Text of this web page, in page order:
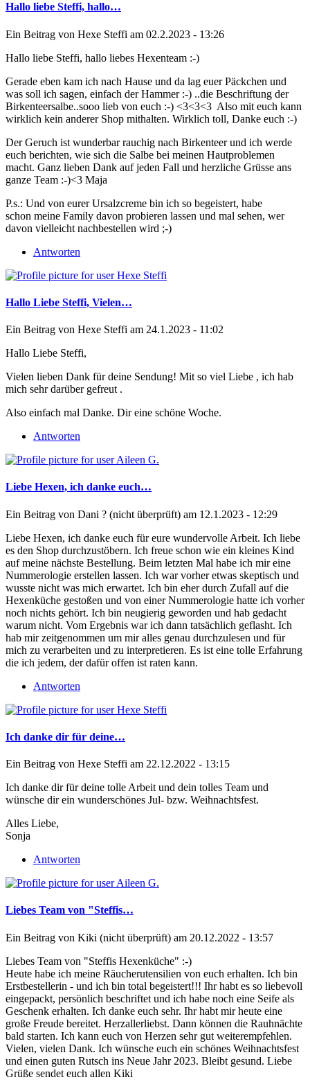
Hallo liebe Steffi, hallo…
Ein Beitrag von Hexe Steffi am 02.2.2023 - 13:26
Hallo liebe Steffi, hallo liebes Hexenteam :-)
Gerade eben kam ich nach Hause und da lag euer Päckchen und
was soll ich sagen, einfach der Hammer :-) ..die Beschriftung der
Birkenteersalbe..sooo lieb von euch :-) <3<3<3 Also mit euch kann
wirklich kein anderer Shop mithalten. Wirklich toll, Danke euch :-)
Der Geruch ist wunderbar rauchig nach Birkenteer und ich werde
euch berichten, wie sich die Salbe bei meinen Hautproblemen
macht. Ganz lieben Dank auf jeden Fall und herzliche Grüsse ans
ganze Team :-)<3 Maja
P.s.: Und von eurer Ursalzcreme bin ich so begeistert, habe
schon meine Family davon probieren lassen und mal sehen, wer
davon vielleicht nachbestellen wird ;-)
Antworten
Hallo Liebe Steffi, Vielen…
Ein Beitrag von Hexe Steffi am 24.1.2023 - 11:02
Hallo Liebe Steffi,
Vielen lieben Dank für deine Sendung! Mit so viel Liebe , ich hab
mich sehr darüber gefreut .
Also einfach mal Danke. Dir eine schöne Woche.
Antworten
Liebe Hexen, ich danke euch…
Ein Beitrag von Dani ? (nicht überprüft) am 12.1.2023 - 12:29
Liebe Hexen, ich danke euch für eure wundervolle Arbeit. Ich liebe
es den Shop durchzustöbern. Ich freue schon wie ein kleines Kind
auf meine nächste Bestellung. Beim letzten Mal habe ich mir eine
Nummerologie erstellen lassen. Ich war vorher etwas skeptisch und
wusste nicht was mich erwartet. Ich bin eher durch Zufall auf die
Hexenküche gestoßen und von einer Nummerologie hatte ich vorher
noch nichts gehört. Ich bin neugierig geworden und hab gedacht
warum nicht. Vom Ergebnis war ich dann tatsächlich geflasht. Ich
hab mir zeitgenommen um mir alles genau durchzulesen und für
mich zu verarbeiten und zu interpretieren. Es ist eine tolle Erfahrung
die ich jedem, der dafür offen ist raten kann.
Antworten
Ich danke dir für deine…
Ein Beitrag von Hexe Steffi am 22.12.2022 - 13:15
Ich danke dir für deine tolle Arbeit und dein tolles Team und
wünsche dir ein wunderschönes Jul- bzw. Weihnachtsfest.
Alles Liebe,
Sonja
Antworten
Liebes Team von "Steffis…
Ein Beitrag von Kiki (nicht überprüft) am 20.12.2022 - 13:57
Liebes Team von "Steffis Hexenküche" :-)
Heute habe ich meine Räucherutensilien von euch erhalten. Ich bin
Erstbestellerin - und ich bin total begeistert!!! Ihr habt es so liebevoll
eingepackt, persönlich beschriftet und ich habe noch eine Seife als
Geschenk erhalten. Ich danke euch sehr. Ihr habt mir heute eine
große Freude bereitet. Herzallerliebst. Dann können die Rauhnächte
bald starten. Ich kann euch von Herzen sehr gut weiterempfehlen.
Vielen, vielen Dank. Ich wünsche euch ein schönes Weihnachtsfest
und einen guten Rutsch ins Neue Jahr 2023. Bleibt gesund. Liebe
Grüße sendet euch allen Kiki